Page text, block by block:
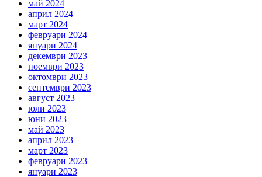
май 2024
април 2024
март 2024
февруари 2024
януари 2024
декември 2023
ноември 2023
октомври 2023
септември 2023
август 2023
юли 2023
юни 2023
май 2023
април 2023
март 2023
февруари 2023
януари 2023